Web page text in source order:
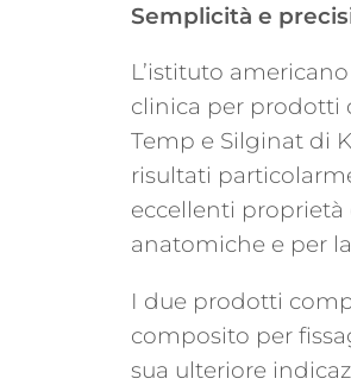
Semplicità e
L’istituto
clinica per prodotti
Temp e Silginat di
risultati
eccellenti
anatomiche e per
I due prodotti
composito per
sua ulteriore